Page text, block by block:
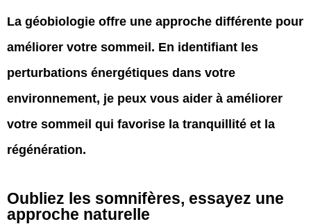
La géobiologie offre une approche différente pour
améliorer votre sommeil. En identifiant les
perturbations énergétiques dans votre
environnement, je peux vous aider à améliorer
votre sommeil qui favorise la tranquillité et la
régénération.
Oubliez les somnifères, essayez une
approche naturelle